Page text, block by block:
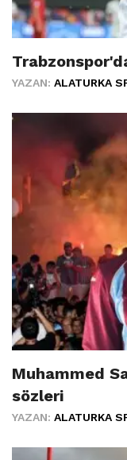
YAZAN: ALATURKA
Muhammed
sözleri
YAZAN: ALATURKA